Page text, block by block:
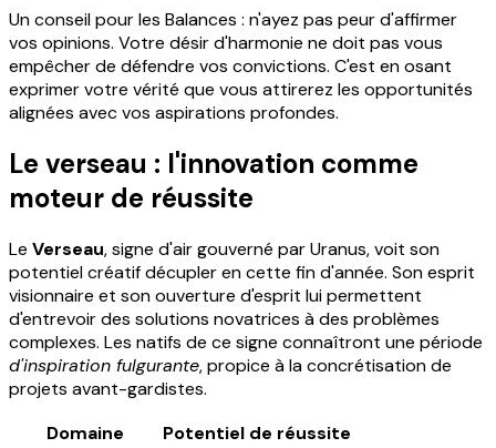
Un conseil pour les Balances : n'ayez pas peur d'affirmer
vos opinions. Votre désir d'harmonie ne doit pas vous
empêcher de défendre vos convictions. C'est en osant
exprimer votre vérité que vous attirerez les opportunités
alignées avec vos aspirations profondes.
Le verseau : l'innovation comme
moteur de réussite
Le Verseau, signe d'air gouverné par Uranus, voit son
potentiel créatif décupler en cette fin d'année. Son esprit
visionnaire et son ouverture d'esprit lui permettent
d'entrevoir des solutions novatrices à des problèmes
complexes. Les natifs de ce signe connaîtront une période
d'inspiration fulgurante, propice à la concrétisation de
projets avant-gardistes.
Domaine
Potentiel de réussite